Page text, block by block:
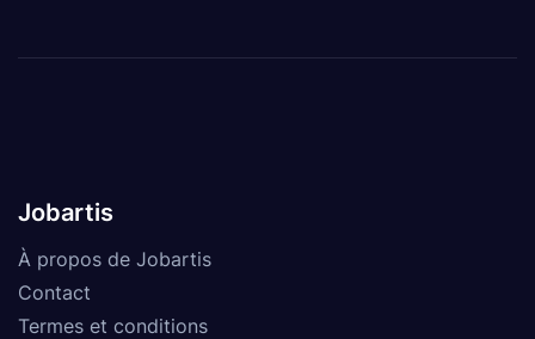
Jobartis
À propos de Jobartis
Contact
Termes et conditions